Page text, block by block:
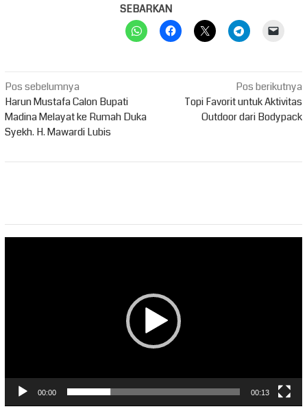
SEBARKAN
Navigasi
pos
Pos sebelumnya
Harun Mustafa Calon Bupati
Madina Melayat ke Rumah Duka
Syekh. H. Mawardi Lubis
Pos berikutnya
Topi Favorit untuk Aktivitas
Outdoor dari Bodypack
00:00 00:13